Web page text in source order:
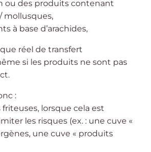
ou des produits contenant
mollusques,
à base d’arachides,
réel de transfert
si les produits ne sont pas
:
friteuses, lorsque cela est
les risques (ex. : une cuve «
une cuve « produits